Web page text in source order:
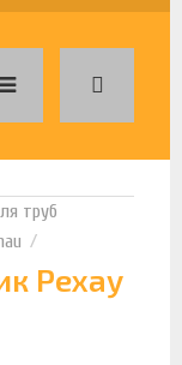
труб
Рехау